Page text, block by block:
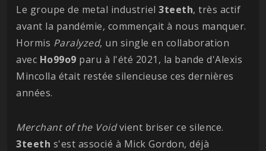
Le groupe de metal industriel 3teeth, très actif
avant la pandémie, commençait à nous manquer.
Hormis Paralyzed, un single en collaboration
avec Ho99o9 paru à l'été 2021, la bande d'Alexis
Mincolla était restée silencieuse ces dernières
années.
Merchant of the Voidvient briser ce silence.
3teeth s'est associé à Mick Gordon, déjà